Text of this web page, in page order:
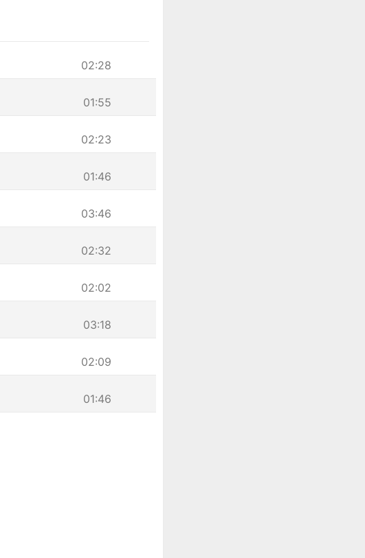
02:28
01:55
02:23
01:46
03:46
02:32
02:02
03:18
02:09
01:46